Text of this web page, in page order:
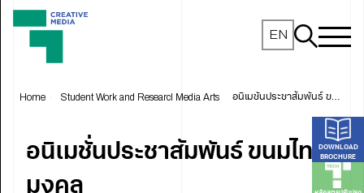
EN
DOWNLOAD
BROCHURE
Home Student Work and Research Media Arts อนิเมชั่นประชาสัมพันธ์ ขนมไทยมงคล
อนิเมชั่นประชาสัมพันธ์ ขนมไทย
มงคล